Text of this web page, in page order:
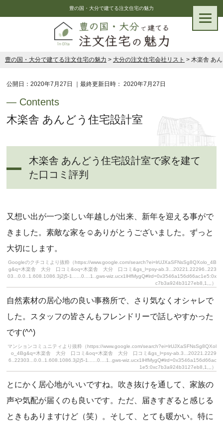
豊の国・大分で建てる注文住宅の魅力
豊の国・大分で建てる注文住宅の魅力 > 大分の注文住宅会社リスト > 木楽舎 あ
公開日：2020年7月27日 ｜最終更新日時：2020年7月27日
木楽舎 あんどう住宅設計室
木楽舎 あんどう住宅設計室で家を建て
た口コミ評判
又想い出が一つ楽しい年越しが出来、新年を迎える事がで
きました。素敵な家を☺ありがとうございました。ずっと
大切にします。
Googleのクチコミより抜粋（https://www.google.com/search?ei=lrUJXaSFNsSg8QXolo_4B
g&q=木楽舎 大分 口コミ&oq=木楽舎 大分 口コミ&gs_l=psy-ab.3...20221.22296..223
03...0.0..1.608.1086.3j2j5-1......0....1..gws-wiz.ucx1lHfMygQ#lrd=0x3546a156d66ac1e5:0x
c7b3a924b3127eb8,1,,,）
自然素材の居心地の良い事務所で、さり気なくオシャレで
した。スタッフの皆さんもフレンドリーで話しやすかった
です(^^)
マンションコミュニティより抜粋（https://www.google.com/search?ei=lrUJXaSFNsSg8QXol
o_4Bg&q=木楽舎 大分 口コミ&oq=木楽舎 大分 口コミ&gs_l=psy-ab.3...20221.2229
6..22303...0.0..1.608.1086.3j2j5-1......0....1..gws-wiz.ucx1lHfMygQ#lrd=0x3546a156d66ac
1e5:0xc7b3a924b3127eb8,1,,,）
とにかく居心地がいいですね。吹き抜けを通して、家族の
声や気配が届くのも良いです。ただ、届きすぎると感じる
ときもありますけど（笑）。そして、とても暖かい。特に